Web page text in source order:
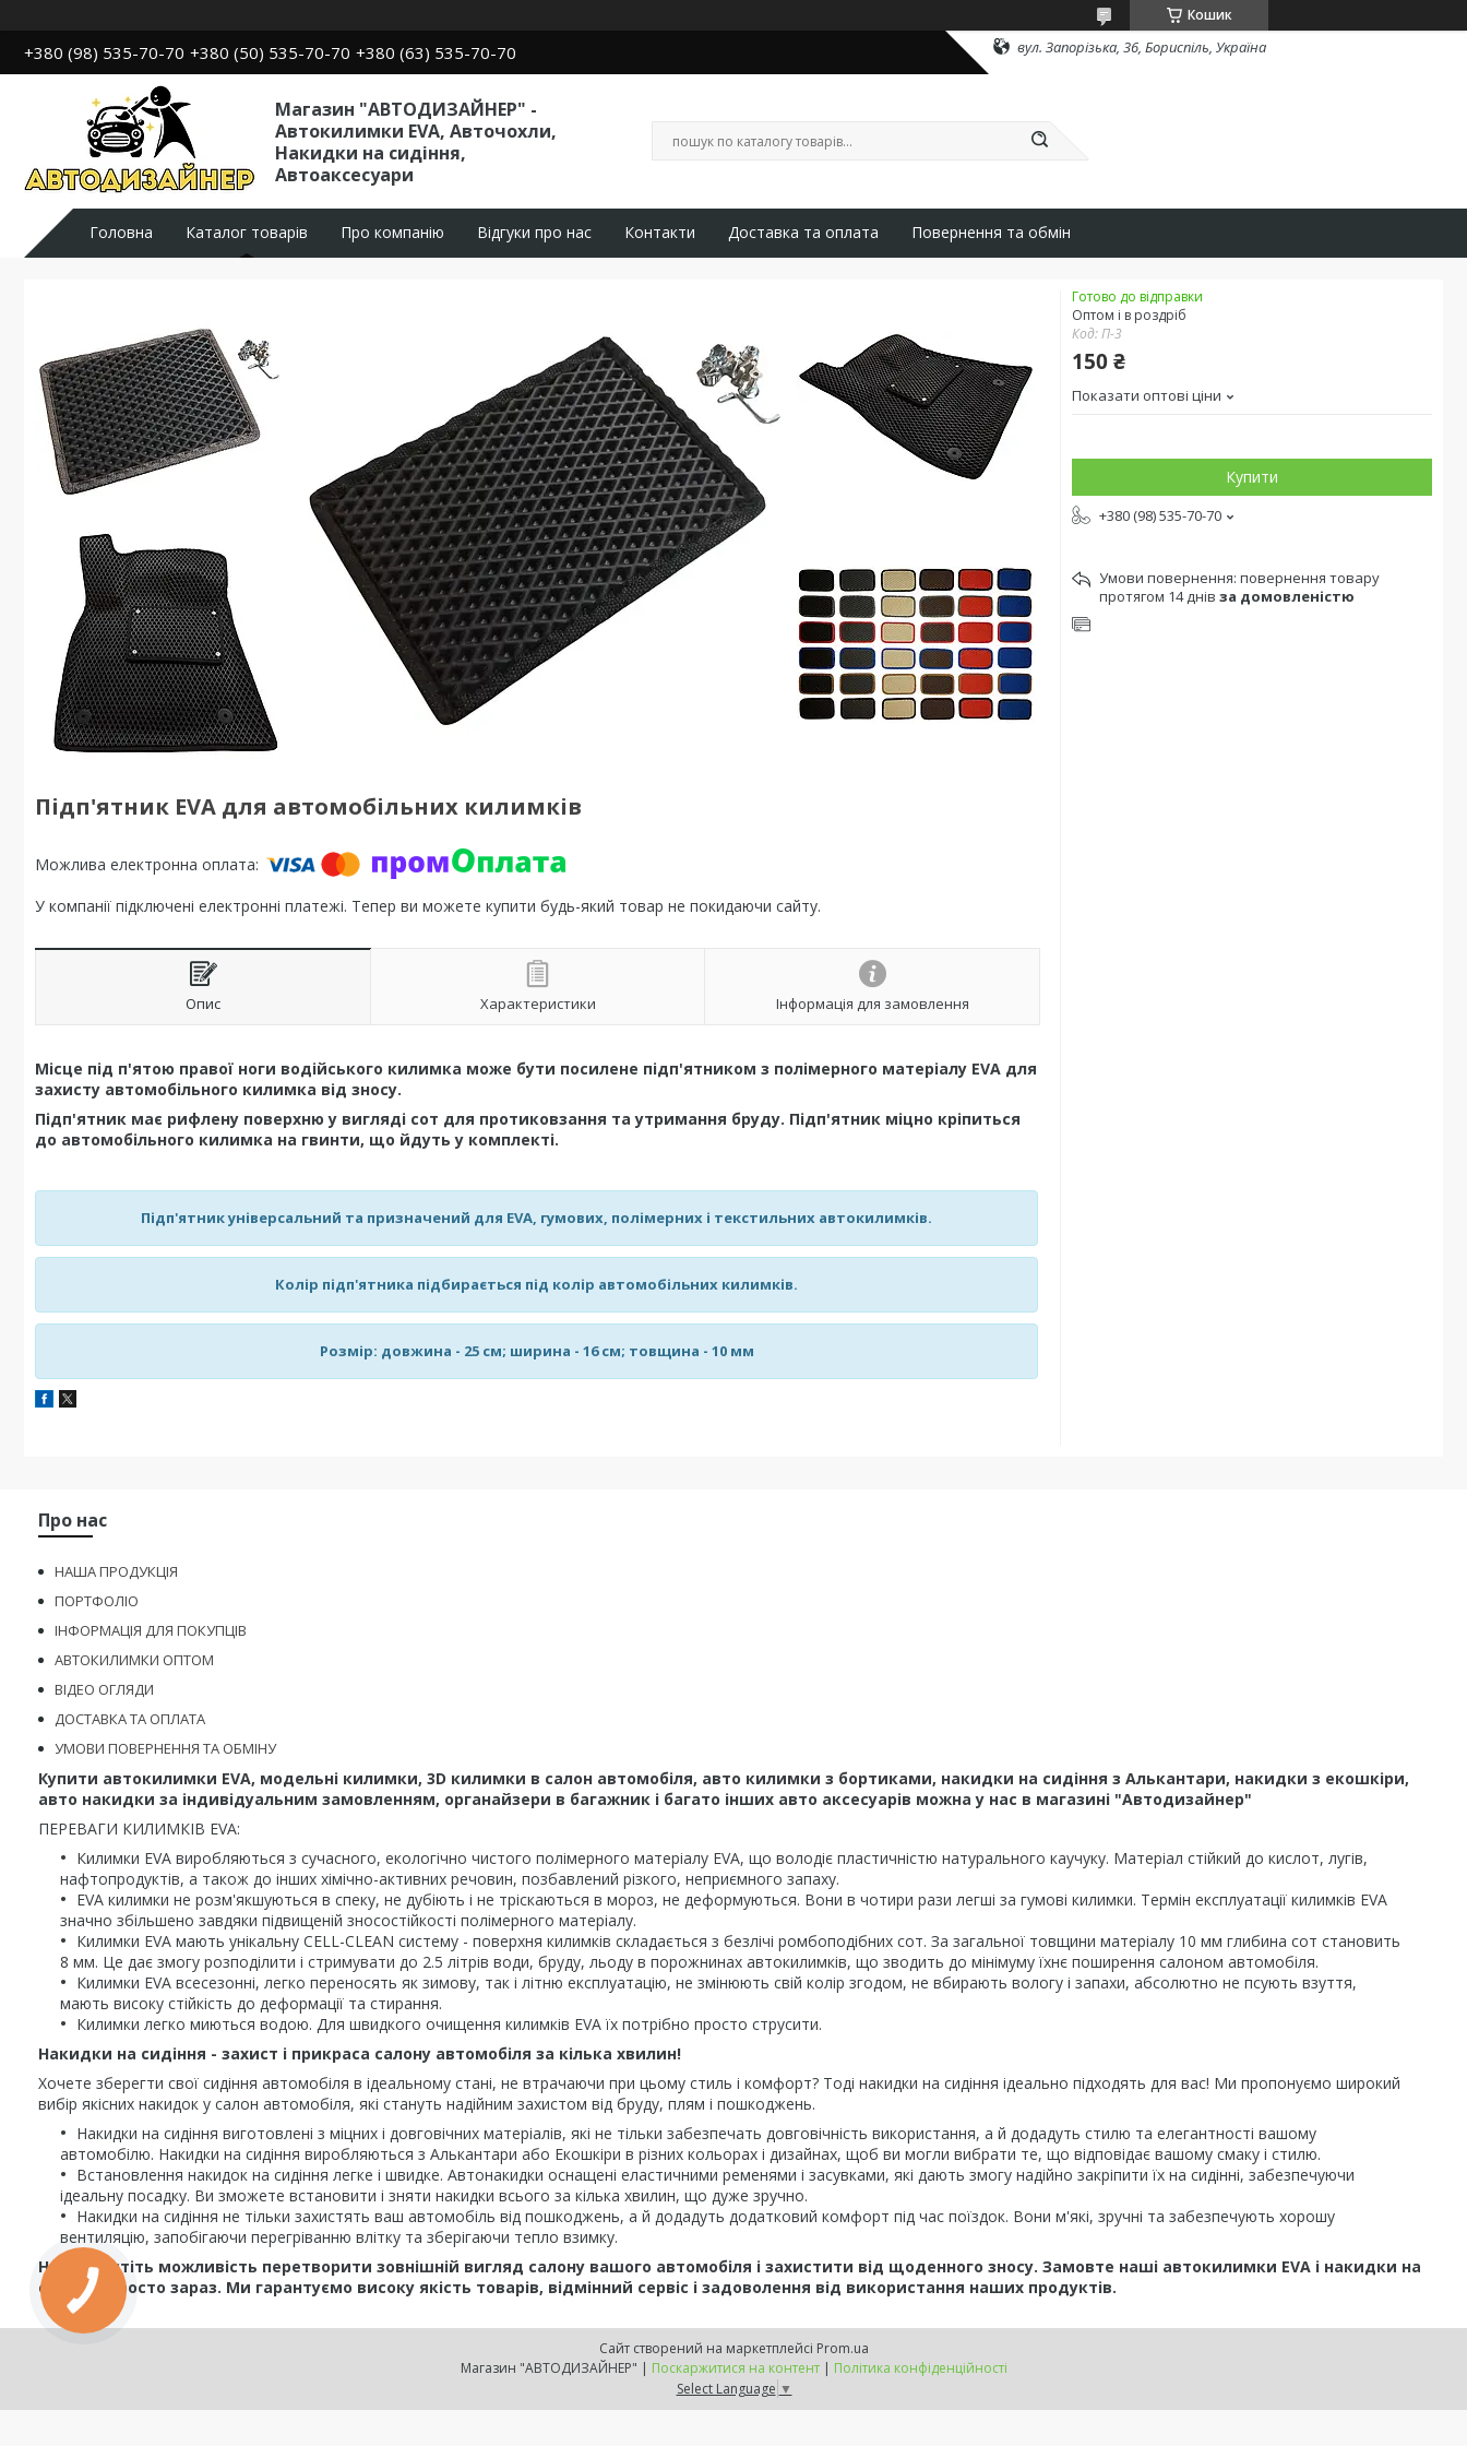
Кошик
+380 (98) 535-70-70 +380 (50) 535-70-70 +380 (63) 535-70-70 вул. Запорізька, 36, Бориспіль, Україна
Магазин "АВТОДИЗАЙНЕР" -
Автокилимки EVA, Авточохли,
Накидки на сидіння,
Автоаксесуари
Головна Каталог товарів Про компанію Відгуки про нас Контакти Доставка та оплата Повернення та обмін
Підп'ятник EVA для автомобільних килимків
У компанії підключені електронні платежі. Тепер ви можете купити будь-який товар не покидаючи сайту.
Опис Характеристики Інформація для замовлення
Місце під п'ятою правої ноги водійського килимка може бути посилене підп'ятником з полімерного матеріалу EVA для
захисту автомобільного килимка від зносу.
Підп'ятник має рифлену поверхню у вигляді сот для протиковзання та утримання бруду. Підп'ятник міцно кріпиться
до автомобільного килимка на гвинти, що йдуть у комплекті.
Підп'ятник універсальний та призначений для EVA, гумових, полімерних і текстильних автокилимків.
Колір підп'ятника підбирається під колір автомобільних килимків.
Розмір: довжина - 25 см; ширина - 16 см; товщина - 10 мм
Готово до відправки
Оптом і в роздріб
Код:П-3
150 ₴
Показати оптові ціни
Купити
+380 (98) 535-70-70
повернення товару
протягом 14 днів за домовленістю
Про нас
НАША ПРОДУКЦІЯ
ПОРТФОЛІО
ІНФОРМАЦІЯ ДЛЯ ПОКУПЦІВ
АВТОКИЛИМКИ ОПТОМ
ВІДЕО ОГЛЯДИ
ДОСТАВКА ТА ОПЛАТА
УМОВИ ПОВЕРНЕННЯ ТА ОБМІНУ
Купити автокилимки EVA, модельні килимки, 3D килимки в салон автомобіля, авто килимки з бортиками, накидки на сидіння з Алькантари, накидки з екошкіри,
авто накидки за індивідуальним замовленням, органайзери в багажник і багато інших авто аксесуарів можна у нас в магазині "Автодизайнер"
ПЕРЕВАГИ КИЛИМКІВ EVA:
Килимки EVA виробляються з сучасного, екологічно чистого полімерного матеріалу EVA, що володіє пластичністю натурального каучуку. Матеріал стійкий до кислот, лугів,
нафтопродуктів, а також до інших хімічно-активних речовин, позбавлений різкого, неприємного запаху.
EVA килимки не розм'якшуються в спеку, не дубіють і не тріскаються в мороз, не деформуються. Вони в чотири рази легші за гумові килимки. Термін експлуатації килимків EVA
значно збільшено завдяки підвищеній зносостійкості полімерного матеріалу.
Килимки EVA мають унікальну CELL-CLEAN систему - поверхня килимків складається з безлічі ромбоподібних сот. За загальної товщини матеріалу 10 мм глибина сот становить
8 мм. Це дає змогу розподілити і стримувати до 2.5 літрів води, бруду, льоду в порожнинах автокилимків, що зводить до мінімуму їхнє поширення салоном автомобіля.
Килимки EVA всесезонні, легко переносять як зимову, так і літню експлуатацію, не змінюють свій колір згодом, не вбирають вологу і запахи, абсолютно не псують взуття,
мають високу стійкість до деформації та стирання.
Килимки легко миються водою. Для швидкого очищення килимків EVA їх потрібно просто струсити.
Накидки на сидіння - захист і прикраса салону автомобіля за кілька хвилин!
Хочете зберегти свої сидіння автомобіля в ідеальному стані, не втрачаючи при цьому стиль і комфорт? Тоді накидки на сидіння ідеально підходять для вас! Ми пропонуємо широкий
вибір якісних накидок у салон автомобіля, які стануть надійним захистом від бруду, плям і пошкоджень.
Накидки на сидіння виготовлені з міцних і довговічних матеріалів, які не тільки забезпечать довговічність використання, а й додадуть стилю та елегантності вашому
автомобілю. Накидки на сидіння виробляються з Алькантари або Екошкіри в різних кольорах і дизайнах, щоб ви могли вибрати те, що відповідає вашому смаку і стилю.
Встановлення накидок на сидіння легке і швидке. Автонакидки оснащені еластичними ременями і засувками, які дають змогу надійно закріпити їх на сидінні, забезпечуючи
ідеальну посадку. Ви зможете встановити і зняти накидки всього за кілька хвилин, що дуже зручно.
Накидки на сидіння не тільки захистять ваш автомобіль від пошкоджень, а й додадуть додатковий комфорт під час поїздок. Вони м'які, зручні та забезпечують хорошу
вентиляцію, запобігаючи перегріванню влітку та зберігаючи тепло взимку.
Не пропустіть можливість перетворити зовнішній вигляд салону вашого автомобіля і захистити від щоденного зносу. Замовте наші автокилимки EVA і накидки на
сидіння просто зараз. Ми гарантуємо високу якість товарів, відмінний сервіс і задоволення від використання наших продуктів.
Сайт створений на маркетплейсі Prom.ua
Магазин "АВТОДИЗАЙНЕР" | Поскаржитися на контент | Політика конфіденційності
Select Language ▼